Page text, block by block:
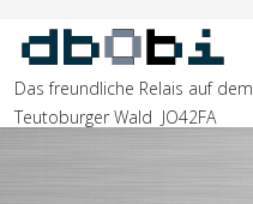
Das freundliche Relais auf dem
Teutoburger Wald JO42FA